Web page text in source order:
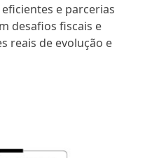
e parcerias
desafios fiscais e
reais de evolução e